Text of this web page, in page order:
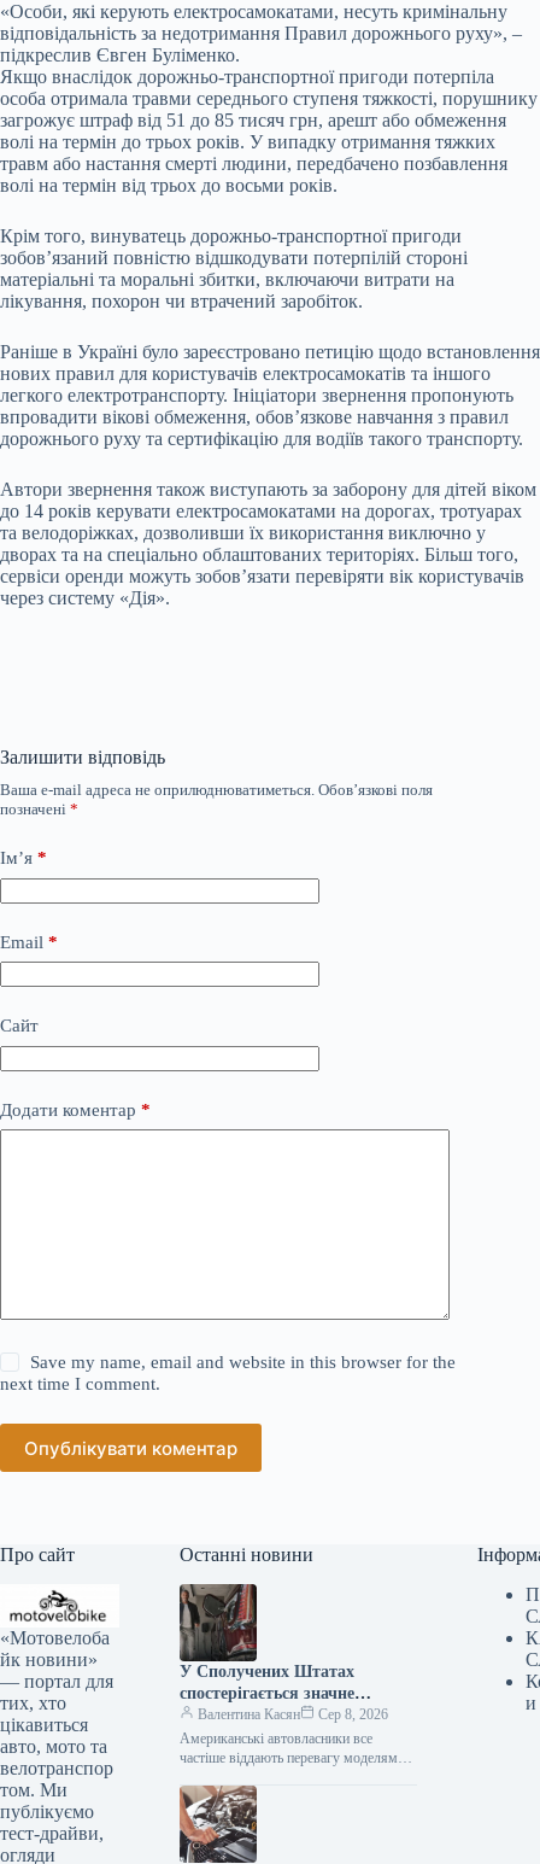
«Особи, які керують електросамокатами, несуть кримінальну
відповідальність за недотримання Правил дорожнього руху», –
підкреслив Євген Буліменко.
Якщо внаслідок дорожньо-транспортної пригоди потерпіла
особа отримала травми середнього ступеня тяжкості, порушнику
загрожує штраф від 51 до 85 тисяч грн, арешт або обмеження
волі на термін до трьох років. У випадку отримання тяжких
травм або настання смерті людини, передбачено позбавлення
волі на термін від трьох до восьми років.
Крім того, винуватець дорожньо-транспортної пригоди
зобов’язаний повністю відшкодувати потерпілій стороні
матеріальні та моральні збитки, включаючи витрати на
лікування, похорон чи втрачений заробіток.
Раніше в Україні було зареєстровано петицію щодо встановлення
нових правил для користувачів електросамокатів та іншого
легкого електротранспорту. Ініціатори звернення пропонують
впровадити вікові обмеження, обов’язкове навчання з правил
дорожнього руху та сертифікацію для водіїв такого транспорту.
Автори звернення також виступають за заборону для дітей віком
до 14 років керувати електросамокатами на дорогах, тротуарах
та велодоріжках, дозволивши їх використання виключно у
дворах та на спеціально облаштованих територіях. Більш того,
сервіси оренди можуть зобов’язати перевіряти вік користувачів
через систему «Дія».
Залишити відповідь
Ваша e-mail адреса не оприлюднюватиметься. Обов’язкові поля
позначені *
Ім’я *
Email *
Сайт
Додати коментар *
Save my name, email and website in this browser for the
next time I comment.
Опублікувати коментар
Про сайт
«Мотовелоба
йк новини»
— портал для
тих, хто
цікавиться
авто, мото та
велотранспор
том. Ми
публікуємо
тест-драйви,
огляди
Останні новини
У Сполучених Штатах
спостерігається значне
зниження популярності
елітних автомобілів.
Валентина Касян
Сер 8, 2026
Американські автовласники все
частіше віддають перевагу моделям
аніж автомобілям преміум-класу. Дані,
зібрані J.D. Power за перше…
и